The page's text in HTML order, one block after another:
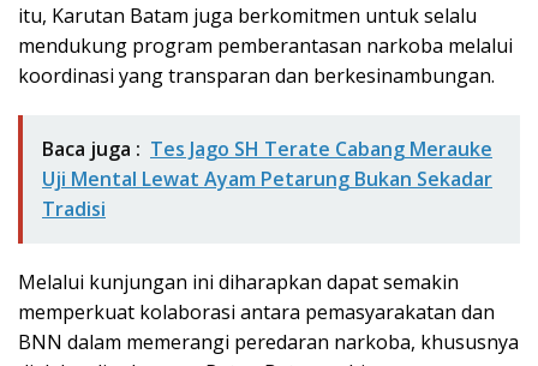
itu, Karutan Batam juga berkomitmen untuk selalu
mendukung program pemberantasan narkoba melalui
koordinasi yang transparan dan berkesinambungan.
Baca juga : Tes Jago SH Terate Cabang Merauke
Uji Mental Lewat Ayam Petarung Bukan Sekadar
Tradisi
Melalui kunjungan ini diharapkan dapat semakin
memperkuat kolaborasi antara pemasyarakatan dan
BNN dalam memerangi peredaran narkoba, khususnya